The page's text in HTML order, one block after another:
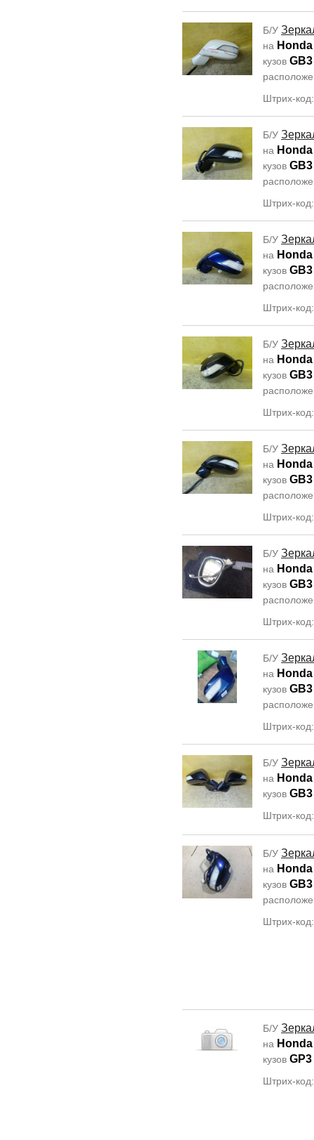
Б/У
на
кузов GB3
Штрих-
Б/У
на
кузов GB3
Штрих-
Б/У
на
кузов GB3
Штрих-
Б/У
на
кузов GB3
Штрих-
Б/У
на
кузов GB3
Штрих-
Б/У
на
кузов GB3
Штрих-
Б/У
на
кузов GB3
Штрих-
Б/У
на
кузов GB3
Штрих-
Б/У
на
кузов GB3
Штрих-
Б/У
на
кузов GP3
Штрих-